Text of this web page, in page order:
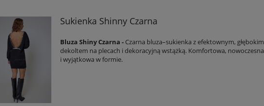
Sukienka Shinny Czarna
Bluza Shiny Czarna - Czarna bluza–sukienka z efektownym, głębokim
dekoltem na plecach i dekoracyjną wstążką. Komfortowa, nowoczesna
i wyjątkowa w formie.